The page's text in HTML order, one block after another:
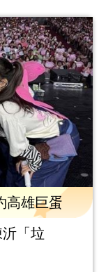
高雄巨蛋
「垃